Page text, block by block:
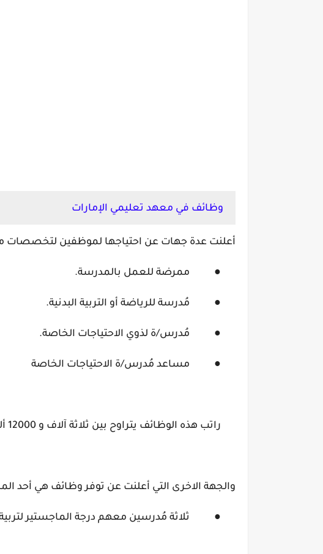
وظائف في معهد تعليمي الإمارات
أعلنت عدة جهات عن احتياجها لموظفين لتخصصات
● ممرضة للعمل بالمدرسة.
● مُدرسة للرياضة أو التربية البدنية.
● مُدرس/ة لذوي الاحتياجات الخاصة.
● مساعد مُدرس/ة الاحتياجات الخاصة
راتب هذه الوظائف يتراوح بين ثلاثة آلاف و 12000 ألف درهم.
والجهة الاخرى التي أعلنت عن توفر وظائف هي أحد
● ثلاثة مُدرسين معهم درجة الماجستير